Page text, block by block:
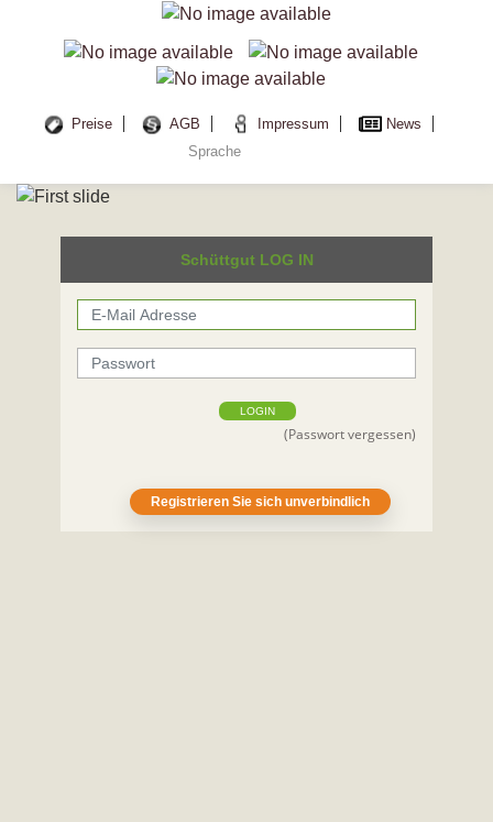
Preise AGB Impressum
News
Sprache
Schüttgut LOG IN
LOGIN
(Passwort vergessen)
Registrieren Sie sich unverbindlich